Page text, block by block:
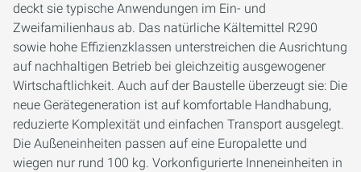
deckt sie typische Anwendungen im Ein- und
Zweifamilienhaus ab. Das natürliche Kältemittel R290
sowie hohe Effizienzklassen unterstreichen die Ausrichtung
auf nachhaltigen Betrieb bei gleichzeitig ausgewogener
Wirtschaftlichkeit. Auch auf der Baustelle überzeugt sie: Die
neue Gerätegeneration ist auf komfortable Handhabung,
reduzierte Komplexität und einfachen Transport ausgelegt.
Die Außeneinheiten passen auf eine Europalette und
wiegen nur rund 100 kg. Vorkonfigurierte Inneneinheiten in